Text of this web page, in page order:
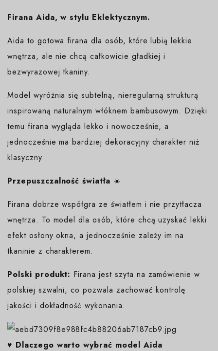
Firana Aida, w stylu Eklektycznym.
Aida to gotowa firana dla osób, które lubią lekkie
wnętrza, ale nie chcą całkowicie gładkiej i
bezwyrazowej tkaniny.
Model wyróżnia się subtelną, nieregularną strukturą
inspirowaną naturalnym włóknem bambusowym. Dzięki
temu firana wygląda lekko i nowocześnie, a
jednocześnie ma bardziej dekoracyjny charakter niż
klasyczny.
Przepuszczalność światła ☀️
Firana dobrze współgra ze światłem i nie przytłacza
wnętrza. To model dla osób, które chcą uzyskać lekki
efekt osłony okna, a jednocześnie zależy im na
tkaninie z charakterem.
Polski produkt: Firana jest szyta na zamówienie w
polskiej szwalni, co pozwala zachować kontrolę
jakości i dokładność wykonania.
♥️ Dlaczego warto wybrać model Aida